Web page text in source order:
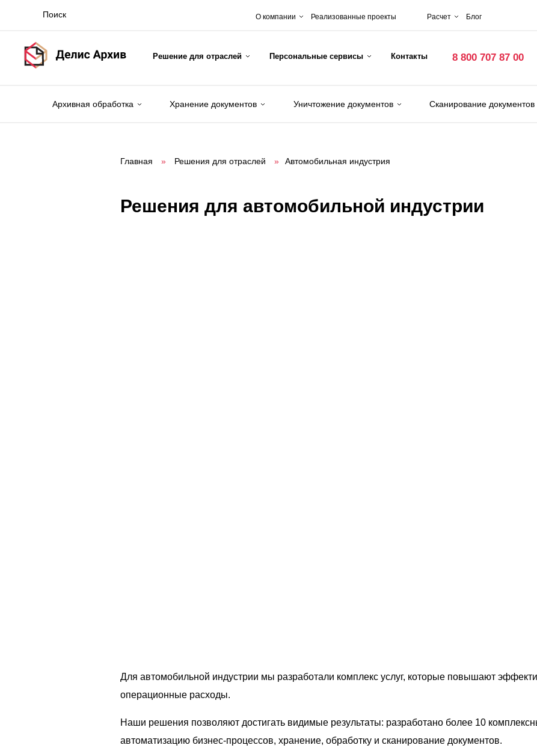
О компании Реализованные проекты Расчет Блог
Решение для отраслей Персональные сервисы Контакты 8 800 707 87 00
Архивная обработка Хранение документов Уничтожение документов Сканирование документов
Главная » Решения для отраслей » Автомобильная индустрия
Решения для автомобильной индустрии
Для автомобильной индустрии мы разработали комплекс услуг, которые повышают
операционные расходы.
Наши решения позволяют достигать видимые результаты: разработано более 10
автоматизацию бизнес-процессов, хранение, обработку и сканирование документов.